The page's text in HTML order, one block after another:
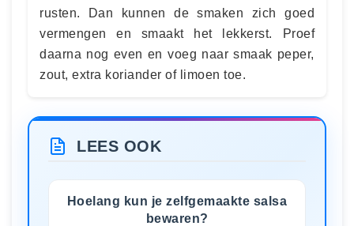
rusten. Dan kunnen de smaken zich goed
vermengen en smaakt het lekkerst. Proef
daarna nog even en voeg naar smaak peper,
zout, extra koriander of limoen toe.
LEES OOK
Hoelang kun je zelfgemaakte salsa
bewaren?